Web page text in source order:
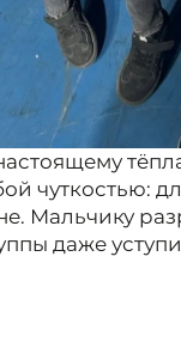
чуткостью:
Мальчику
даже